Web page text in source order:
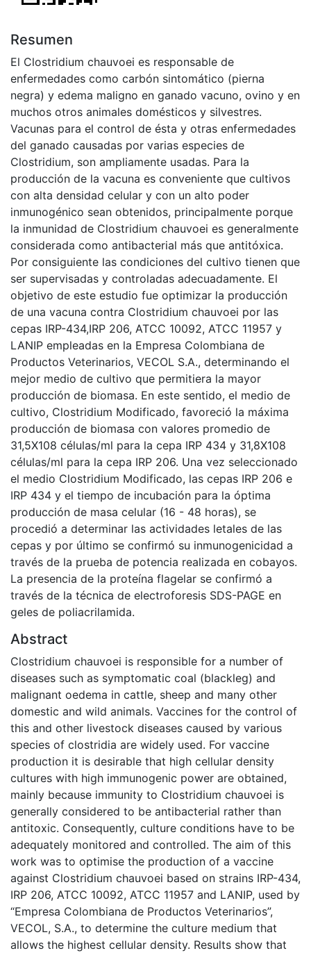
Resumen
El Clostridium chauvoei es responsable de
enfermedades como carbón sintomático (pierna
negra) y edema maligno en ganado vacuno, ovino y en
muchos otros animales domésticos y silvestres.
Vacunas para el control de ésta y otras enfermedades
del ganado causadas por varias especies de
Clostridium, son ampliamente usadas. Para la
producción de la vacuna es conveniente que cultivos
con alta densidad celular y con un alto poder
inmunogénico sean obtenidos, principalmente porque
la inmunidad de Clostridium chauvoei es generalmente
considerada como antibacterial más que antitóxica.
Por consiguiente las condiciones del cultivo tienen que
ser supervisadas y controladas adecuadamente. El
objetivo de este estudio fue optimizar la producción
de una vacuna contra Clostridium chauvoei por las
cepas IRP-434,IRP 206, ATCC 10092, ATCC 11957 y
LANIP empleadas en la Empresa Colombiana de
Productos Veterinarios, VECOL S.A., determinando el
mejor medio de cultivo que permitiera la mayor
producción de biomasa. En este sentido, el medio de
cultivo, Clostridium Modificado, favoreció la máxima
producción de biomasa con valores promedio de
31,5X108 células/ml para la cepa IRP 434 y 31,8X108
células/ml para la cepa IRP 206. Una vez seleccionado
el medio Clostridium Modificado, las cepas IRP 206 e
IRP 434 y el tiempo de incubación para la óptima
producción de masa celular (16 - 48 horas), se
procedió a determinar las actividades letales de las
cepas y por último se confirmó su inmunogenicidad a
través de la prueba de potencia realizada en cobayos.
La presencia de la proteína flagelar se confirmó a
través de la técnica de electroforesis SDS-PAGE en
geles de poliacrilamida.
Abstract
Clostridium chauvoei is responsible for a number of
diseases such as symptomatic coal (blackleg) and
malignant oedema in cattle, sheep and many other
domestic and wild animals. Vaccines for the control of
this and other livestock diseases caused by various
species of clostridia are widely used. For vaccine
production it is desirable that high cellular density
cultures with high immunogenic power are obtained,
mainly because immunity to Clostridium chauvoei is
generally considered to be antibacterial rather than
antitoxic. Consequently, culture conditions have to be
adequately monitored and controlled. The aim of this
work was to optimise the production of a vaccine
against Clostridium chauvoei based on strains IRP-434,
IRP 206, ATCC 10092, ATCC 11957 and LANIP, used by
“Empresa Colombiana de Productos Veterinarios”,
VECOL, S.A., to determine the culture medium that
allows the highest cellular density. Results show that